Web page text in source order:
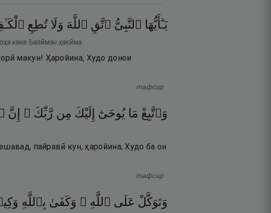
يَـٰٓأَيُّهَا ٱلنَّبِىُّ ٱتَّقِ ٱللَّهَ وَلَا تُطِعِ
кана Ъалӣман ҳакӣма.
макун! Ҳаройина, Худо донои
тафсир
وَٱتَّبِعْ مَا يُوحَىٰٓ إِلَيْكَ مِن رَّبِّكَ ۚ إِنَّ
пайравӣ кун, ҳаройина, Худо ба он
тафсир
وَتَوَكَّلْ عَلَى ٱللَّهِ ۚ وَكَفَىٰ بِٱللَّهِ